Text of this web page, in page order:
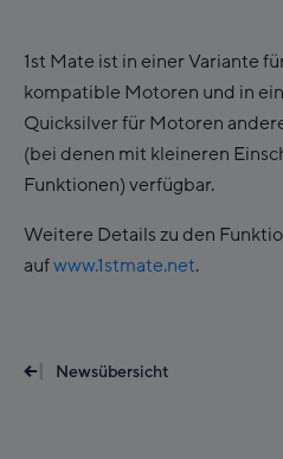
1st Mate ist in einer Variante
kompatible Motoren und in
Quicksilver für Motoren
(bei denen mit kleineren
Funktionen) verfügbar.
Weitere Details zu den
aufwww.1stmate.net.
Newsübersicht